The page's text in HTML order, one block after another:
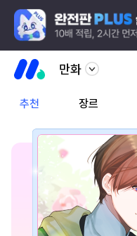
만화
추천 장르